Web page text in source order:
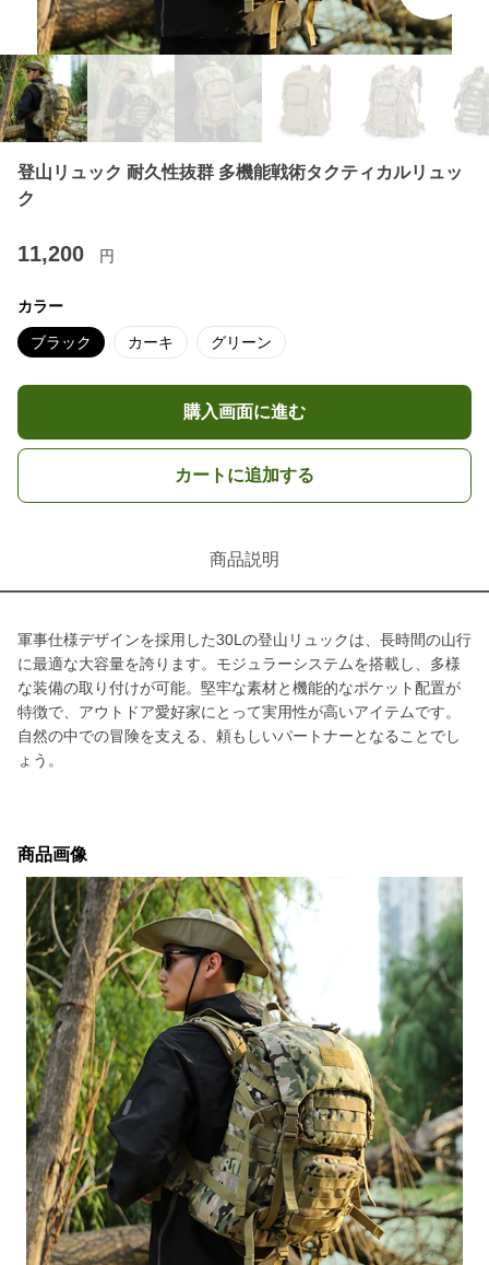
登山リュック 耐久性抜群 多機能戦術タクティカルリュッ
ク
11,200 円
カラー
ブラック カーキ グリーン
購入画面に進む
カートに追加する
商品説明
軍事仕様デザインを採用した30Lの登山リュックは、長時間の山行
に最適な大容量を誇ります。モジュラーシステムを搭載し、多様
な装備の取り付けが可能。堅牢な素材と機能的なポケット配置が
特徴で、アウトドア愛好家にとって実用性が高いアイテムです。
自然の中での冒険を支える、頼もしいパートナーとなることでし
ょう。
商品画像